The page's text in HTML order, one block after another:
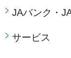
JAバンク・
サービス